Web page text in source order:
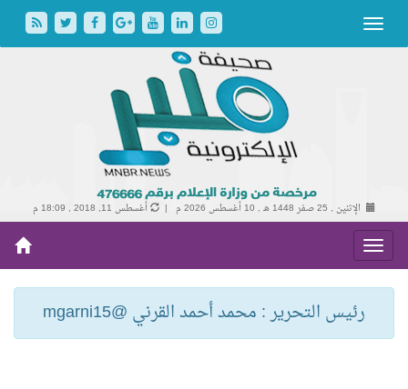
الإثنين , 25 صفر 1448 هـ , 10 أغسطس 2026 م | أغسطس 11, 2018 , 18:09 م
رئيس التحرير : محمد أحمد القرني @mgarni15